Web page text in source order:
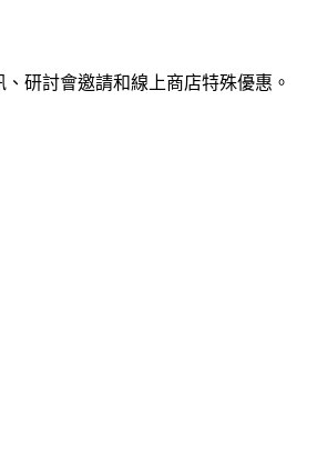
研討會邀請和線上商店特殊優惠。